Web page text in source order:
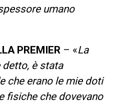
umano
PREMIER – «La
detto, è stata
che erano le mie doti
fisiche che dovevano